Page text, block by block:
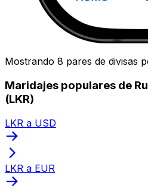
Mostrando 8 pares de divisas
Maridajes populares de
(LKR)
LKR a USD
LKR a EUR